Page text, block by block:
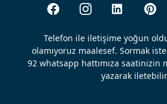
Telefon ile iletişime yoğun
olamıyoruz maalesef. Sormak
92 whatsapp hattımıza saatinizin
yazarak